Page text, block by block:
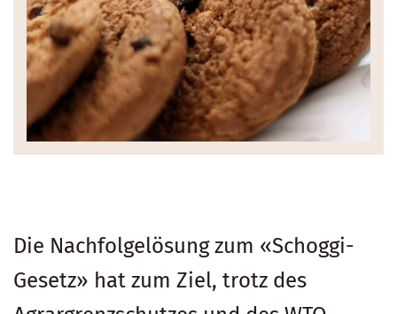
Die Nachfolgelösung zum «Schoggi-
Gesetz» hat zum Ziel, trotz des